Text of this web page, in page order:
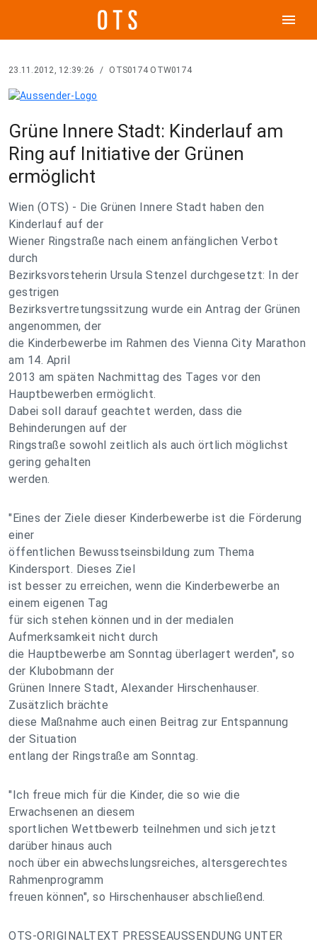
menu
23.11.2012, 12:39:26 / OTS0174 OTW0174
Grüne Innere Stadt: Kinderlauf am
Ring auf Initiative der Grünen
ermöglicht
Wien (OTS) - Die Grünen Innere Stadt haben den
Kinderlauf auf der
Wiener Ringstraße nach einem anfänglichen Verbot
durch
Bezirksvorsteherin Ursula Stenzel durchgesetzt: In der
gestrigen
Bezirksvertretungssitzung wurde ein Antrag der Grünen
angenommen, der
die Kinderbewerbe im Rahmen des Vienna City Marathon
am 14. April
2013 am späten Nachmittag des Tages vor den
Hauptbewerben ermöglicht.
Dabei soll darauf geachtet werden, dass die
Behinderungen auf der
Ringstraße sowohl zeitlich als auch örtlich möglichst
gering gehalten
werden.
"Eines der Ziele dieser Kinderbewerbe ist die Förderung
einer
öffentlichen Bewusstseinsbildung zum Thema
Kindersport. Dieses Ziel
ist besser zu erreichen, wenn die Kinderbewerbe an
einem eigenen Tag
für sich stehen können und in der medialen
Aufmerksamkeit nicht durch
die Hauptbewerbe am Sonntag überlagert werden", so
der Klubobmann der
Grünen Innere Stadt, Alexander Hirschenhauser.
Zusätzlich brächte
diese Maßnahme auch einen Beitrag zur Entspannung
der Situation
entlang der Ringstraße am Sonntag.
"Ich freue mich für die Kinder, die so wie die
Erwachsenen an diesem
sportlichen Wettbewerb teilnehmen und sich jetzt
darüber hinaus auch
noch über ein abwechslungsreiches, altersgerechtes
Rahmenprogramm
freuen können", so Hirschenhauser abschließend.
OTS-ORIGINALTEXT PRESSEAUSSENDUNG UNTER